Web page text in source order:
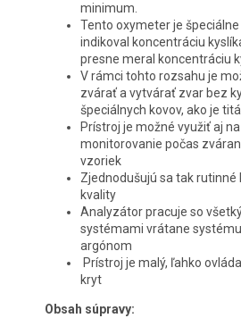
minimum.
Tento oxymeterje
indikoval koncentráciu
presne meral koncentráciu
V rámci tohto rozsahu je
zvárať a vytvárať zvar bez
špeciálnych kovov, ako je
Prístroj je možné využiť aj
monitorovanie počas
vzoriek
Zjednodušujú sa tak rutinné
kvality
Analyzátor pracuje so
systémami vrátane
argónom
Prístroj je malý, ľahko
kryt
Obsah súpravy: